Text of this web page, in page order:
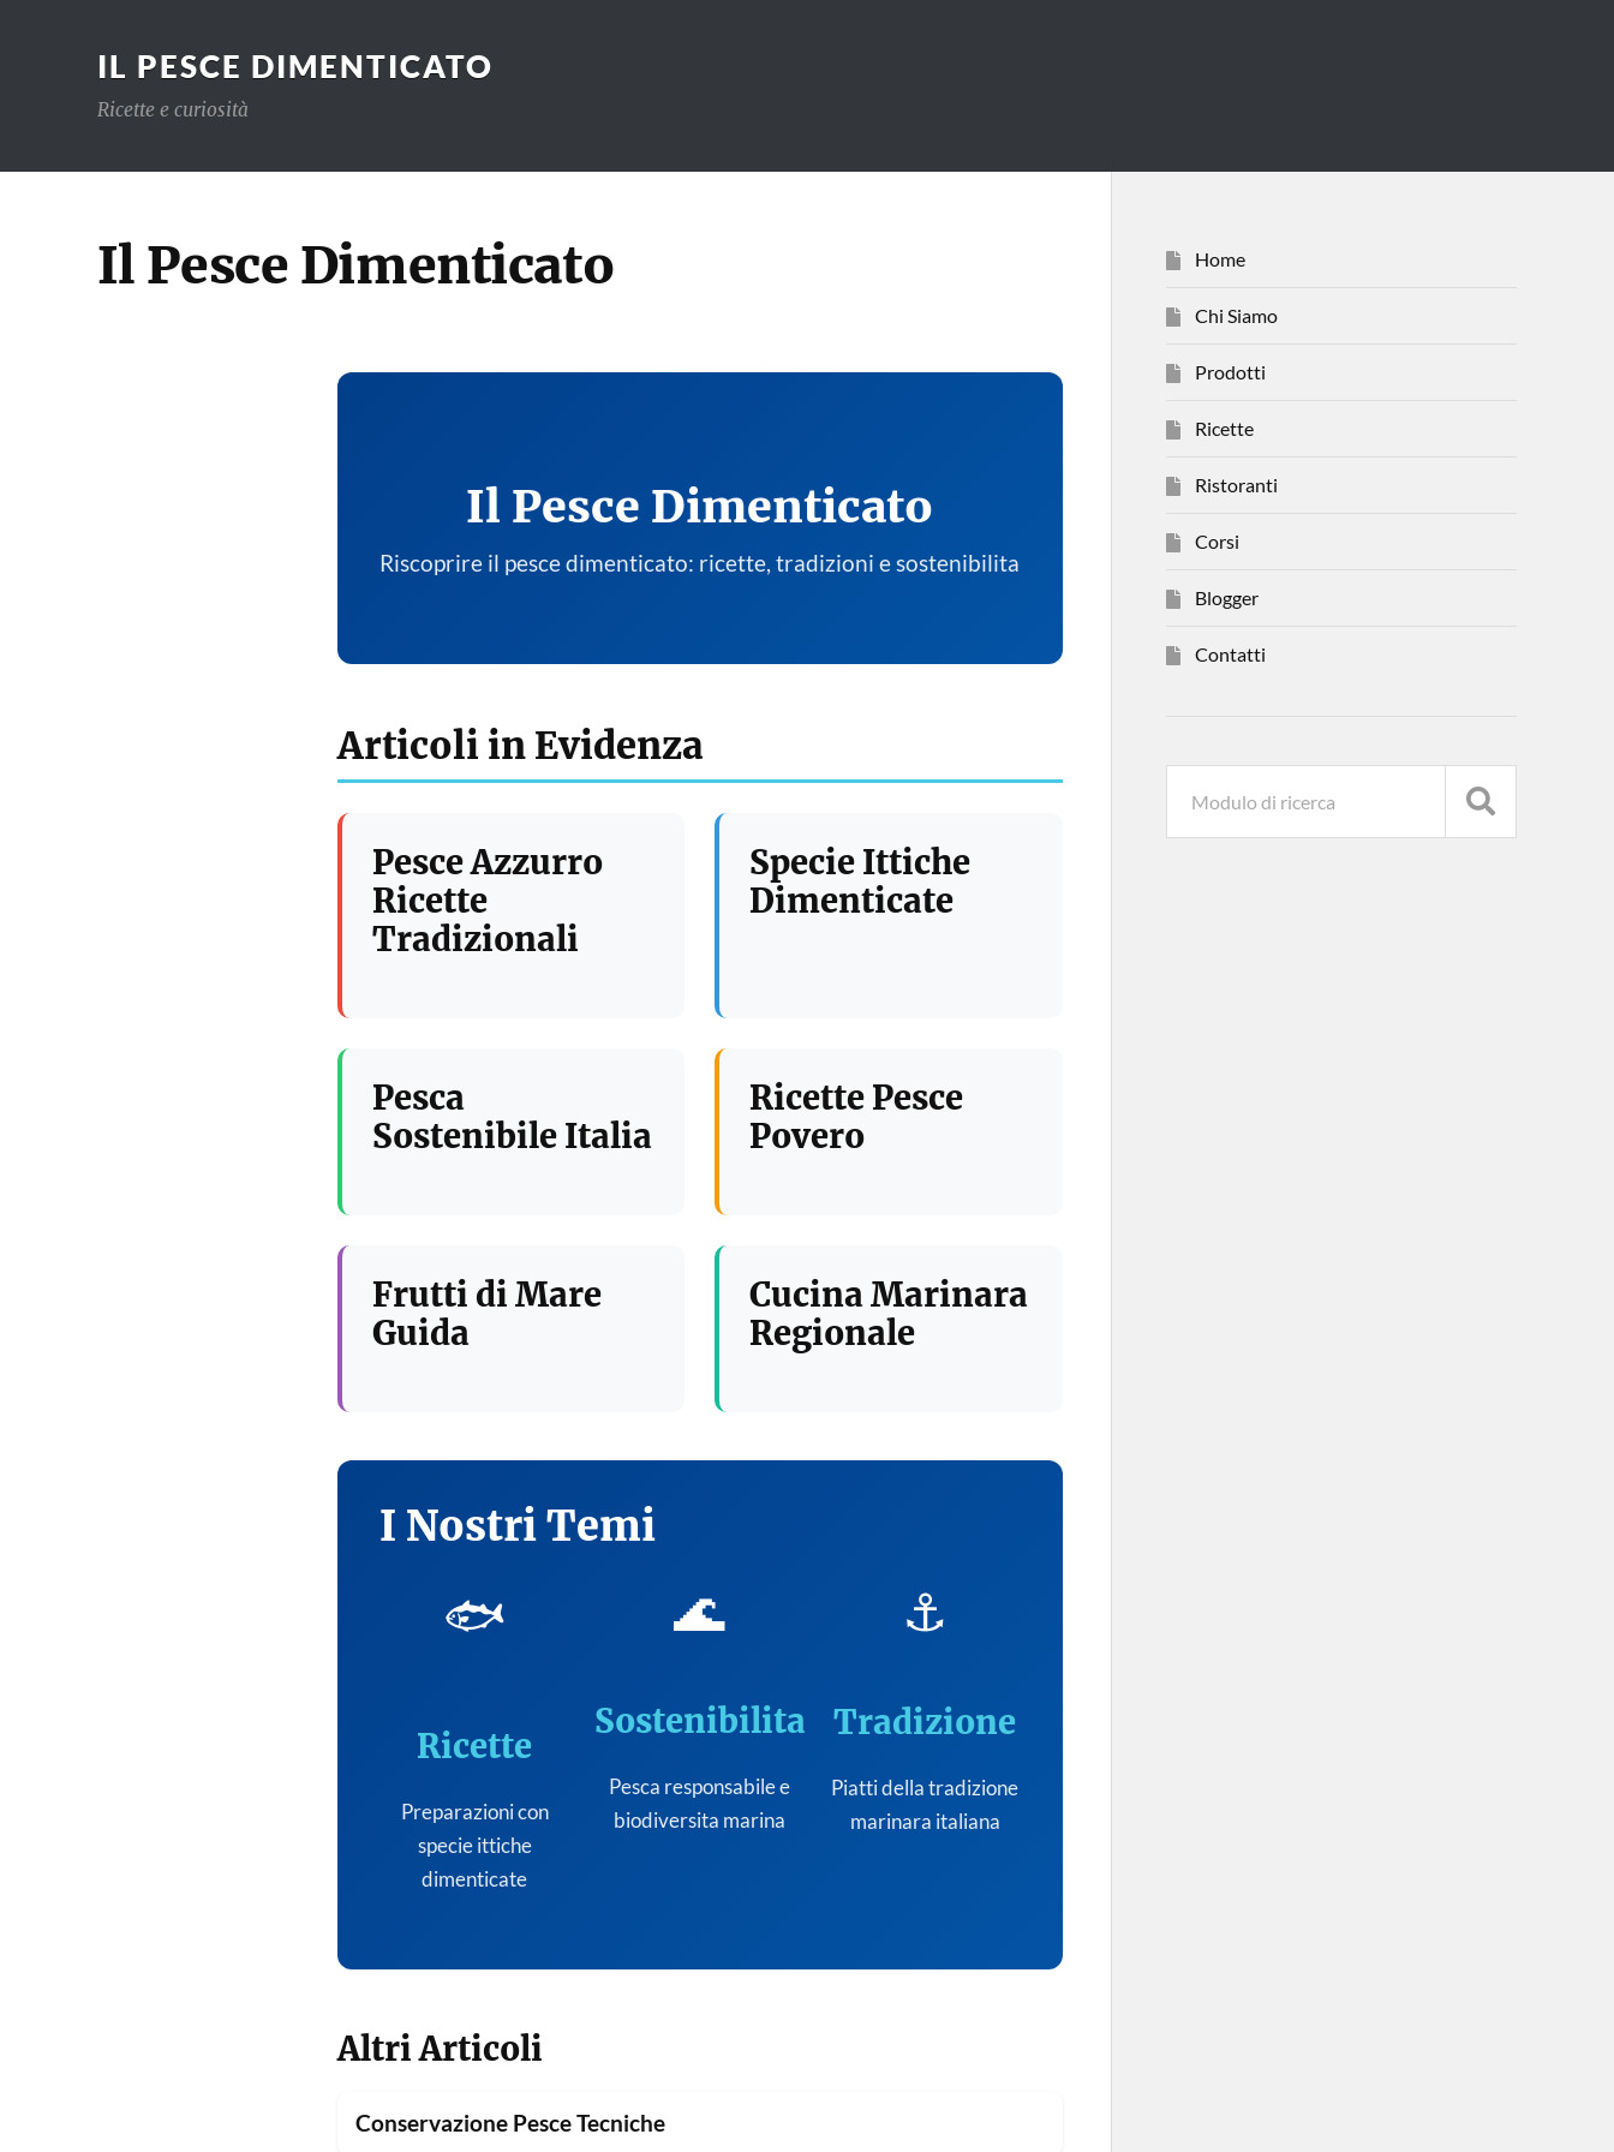
IL PESCE DIMENTICATO
Ricette e curiosità
Il Pesce Dimenticato
Il Pesce Dimenticato
Riscoprire il pesce dimenticato: ricette, tradizioni e sostenibilita
Articoli in Evidenza
Pesce Azzurro
Ricette
Tradizionali
Specie Ittiche
Dimenticate
Pesca
Sostenibile Italia
Ricette Pesce
Povero
Frutti di Mare
Guida
Cucina Marinara
Regionale
I Nostri Temi
🐟
Ricette
Preparazioni con
specie ittiche
dimenticate
🌊
Sostenibilita
Pesca responsabile e
biodiversita marina
⚓
Tradizione
Piatti della tradizione
marinara italiana
Altri Articoli
Conservazione Pesce Tecniche
Home
Chi Siamo
Prodotti
Ricette
Ristoranti
Corsi
Blogger
Contatti